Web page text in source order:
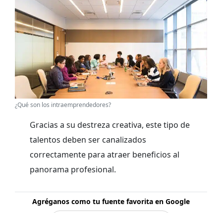
¿Qué son los intraemprendedores?
Gracias a su destreza creativa, este tipo de
talentos deben ser canalizados
correctamente para atraer beneficios al
panorama profesional.
Agréganos como tu fuente favorita en Google